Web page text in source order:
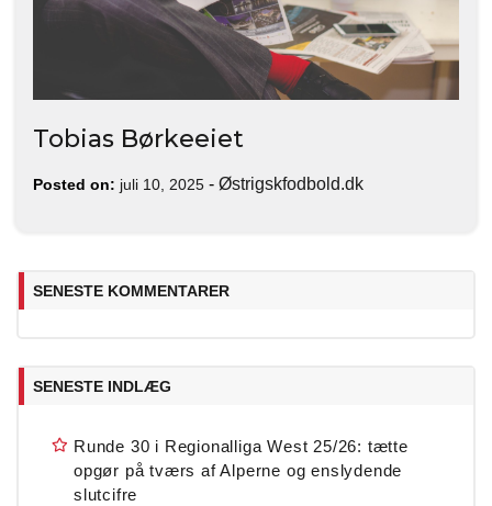
Tobias Børkeeiet
Posted on: juli 10, 2025 - Østrigskfodbold.dk
SENESTE KOMMENTARER
SENESTE INDLÆG
Runde 30 i Regionalliga West 25/26: tætte
opgør på tværs af Alperne og enslydende
slutcifre